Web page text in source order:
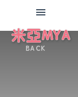
米亞MYA
BACK